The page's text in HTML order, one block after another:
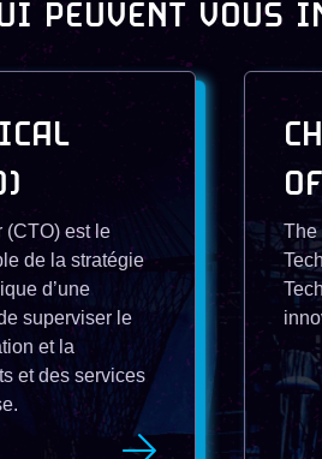
PEUVENT VOUS
(CTO) est le
de la stratégie
d’une
superviser le
et la
et des services
The